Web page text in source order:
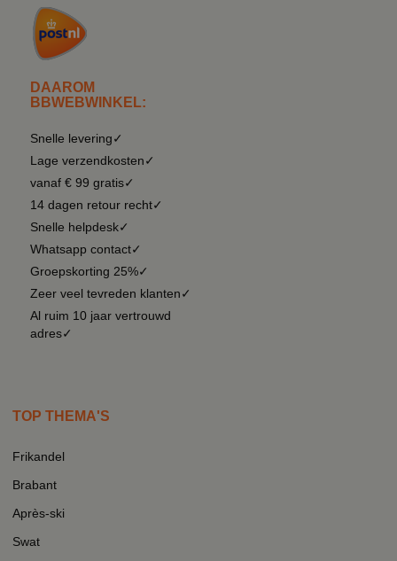
DAAROM
BBWEBWINKEL:
Snelle levering✓
Lage verzendkosten✓
vanaf € 99 gratis✓
14 dagen retour recht✓
Snelle helpdesk✓
Whatsapp contact✓
Groepskorting 25%✓
Zeer veel tevreden klanten✓
Al ruim 10 jaar vertrouwd
adres✓
TOP THEMA'S
Frikandel
Brabant
Après-ski
Swat